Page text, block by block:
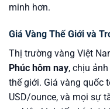
minh hơn.
Giá Vàng Thế Giới và
Thị trường vàng Việt
Phúc hôm nay, chịu
thế giới. Giá vàng quốc
USD/ounce, và mọi sự